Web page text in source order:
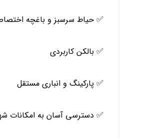
✅ حیاط سرسبز و باغچه
✅ بالکن کاربردی
✅ پارکینگ و انباری مستقل
✅ دسترسی آسان به امکانات